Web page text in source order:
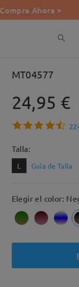
Compra Ahora >
MT04577
24,95 €
Talla:
L Guía de Talla
Elegir el color: